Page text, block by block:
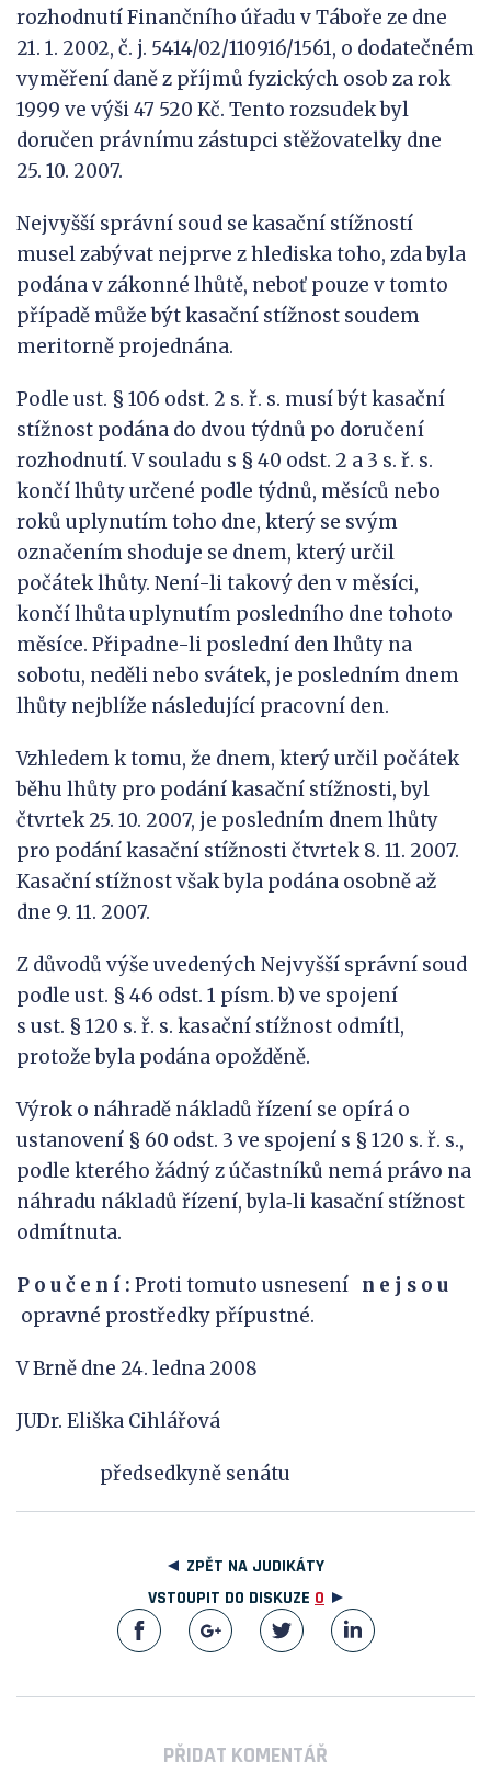
rozhodnutí Finančního úřadu v Táboře ze dne
21. 1. 2002, č. j. 5414/02/110916/1561, o dodatečném
vyměření daně z příjmů fyzických osob za rok
1999 ve výši 47 520 Kč. Tento rozsudek byl
doručen právnímu zástupci stěžovatelky dne
25. 10. 2007.
Nejvyšší správní soud se kasační stížností
musel zabývat nejprve z hlediska toho, zda byla
podána v zákonné lhůtě, neboť pouze v tomto
případě může být kasační stížnost soudem
meritorně projednána.
Podle ust. § 106 odst. 2 s. ř. s. musí být kasační
stížnost podána do dvou týdnů po doručení
rozhodnutí. V souladu s § 40 odst. 2 a 3 s. ř. s.
končí lhůty určené podle týdnů, měsíců nebo
roků uplynutím toho dne, který se svým
označením shoduje se dnem, který určil
počátek lhůty. Není-li takový den v měsíci,
končí lhůta uplynutím posledního dne tohoto
měsíce. Připadne-li poslední den lhůty na
sobotu, neděli nebo svátek, je posledním dnem
lhůty nejblíže následující pracovní den.
Vzhledem k tomu, že dnem, který určil počátek
běhu lhůty pro podání kasační stížnosti, byl
čtvrtek 25. 10. 2007, je posledním dnem lhůty
pro podání kasační stížnosti čtvrtek 8. 11. 2007.
Kasační stížnost však byla podána osobně až
dne 9. 11. 2007.
Z důvodů výše uvedených Nejvyšší správní soud
podle ust. § 46 odst. 1 písm. b) ve spojení
s ust. § 120 s. ř. s. kasační stížnost odmítl,
protože byla podána opožděně.
Výrok o náhradě nákladů řízení se opírá o
ustanovení § 60 odst. 3 ve spojení s § 120 s. ř. s.,
podle kterého žádný z účastníků nemá právo na
náhradu nákladů řízení, byla‑li kasační stížnost
odmítnuta.
P o u č e n í : Proti tomuto usnesení n e j s o u
opravné prostředky přípustné.
V Brně dne 24. ledna 2008
JUDr. Eliška Cihlářová
předsedkyně senátu
ZPĚT NA JUDIKÁTY
VSTOUPIT DO DISKUZE 0
PŘIDAT KOMENTÁŘ